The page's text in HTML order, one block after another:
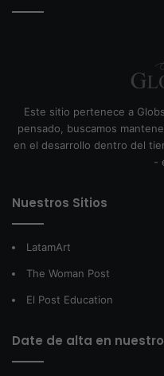
Este sitio pertenece a
pensado, buscamos
en el desarrollo dentro del
-
Nuestros Sitios
LatamArt
The Woman Post
El Post Education
Date de alta en